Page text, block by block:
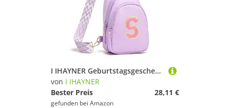
I IHAYNER Geburtstagsgeschenke für Mädchen im Alter von 3, 4, 5, 6, 7, 8, 9, 10, 11, 12, 13 Jahren, kleine Initialen-Schultertasche für Reisen, niedliche Umhängetasche, Lila, Small, Casual
von I IHAYNER
Bester Preis
28,11 €
gefunden bei Amazon